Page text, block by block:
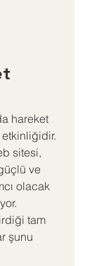
hareket
sitesi,
ve
olacak
tam
şunu